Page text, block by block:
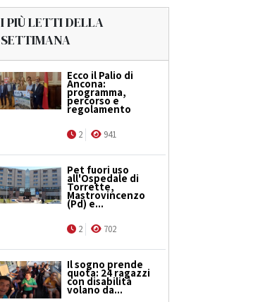
I PIÙ LETTI DELLA
SETTIMANA
Ecco il Palio di
Ancona:
programma,
percorso e
regolamento
2 941
Pet fuori uso
all'Ospedale di
Torrette,
Mastrovincenzo
(Pd) e...
2 702
Il sogno prende
quota: 24 ragazzi
con disabilità
volano da...